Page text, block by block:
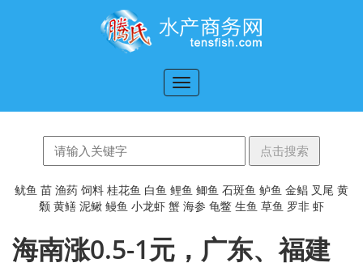
切
换
导
航
鱿鱼 苗 渔药 饲料 桂花鱼 白鱼 鲤鱼 鲫鱼 石斑鱼 鲈鱼 金鲳 叉尾 黄
颡 黄鳝 泥鳅 鳗鱼 小龙虾 蟹 海参 龟鳖 生鱼 草鱼 罗非 虾
海南涨0.5-1元，广东、福建